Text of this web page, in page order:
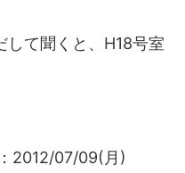
して聞くと、H18号室
：2012/07/09(月)